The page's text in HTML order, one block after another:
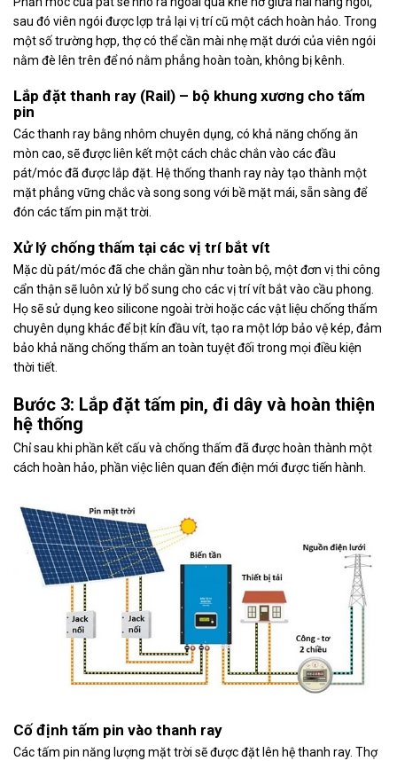
sau đó viên ngói được lợp trả lại vị trí cũ một cách hoàn hảo. Trong
một số trường hợp, thợ có thể cần mài nhẹ mặt dưới của viên ngói
nằm đè lên trên để nó nằm phẳng hoàn toàn, không bị kênh.
Lắp đặt thanh ray (Rail) – bộ khung xương cho tấm
pin
Các thanh ray bằng nhôm chuyên dụng, có khả năng chống ăn
mòn cao, sẽ được liên kết một cách chắc chắn vào các đầu
pát/móc đã được lắp đặt. Hệ thống thanh ray này tạo thành một
mặt phẳng vững chắc và song song với bề mặt mái, sẵn sàng để
đón các tấm pin mặt trời.
Xử lý chống thấm tại các vị trí bắt vít
Mặc dù pát/móc đã che chắn gần như toàn bộ, một đơn vị thi công
cẩn thận sẽ luôn xử lý bổ sung cho các vị trí vít bắt vào cầu phong.
Họ sẽ sử dụng keo silicone ngoài trời hoặc các vật liệu chống thấm
chuyên dụng khác để bịt kín đầu vít, tạo ra một lớp bảo vệ kép, đảm
bảo khả năng chống thấm an toàn tuyệt đối trong mọi điều kiện
thời tiết.
Bước 3: Lắp đặt tấm pin, đi dây và hoàn thiện
hệ thống
Chỉ sau khi phần kết cấu và chống thấm đã được hoàn thành một
cách hoàn hảo, phần việc liên quan đến điện mới được tiến hành.
Cố định tấm pin vào thanh ray
Các tấm pin năng lượng mặt trời sẽ được đặt lên hệ thanh ray. Thợ